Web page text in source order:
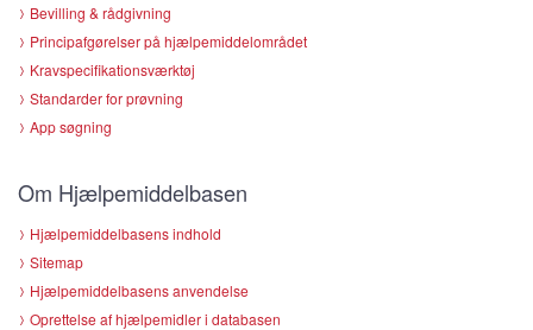
Bevilling & rådgivning
Principafgørelser på hjælpemiddelområdet
Kravspecifikationsværktøj
Standarder for prøvning
App søgning
Om Hjælpemiddelbasen
Hjælpemiddelbasens indhold
Sitemap
Hjælpemiddelbasens anvendelse
Oprettelse af hjælpemidler i databasen